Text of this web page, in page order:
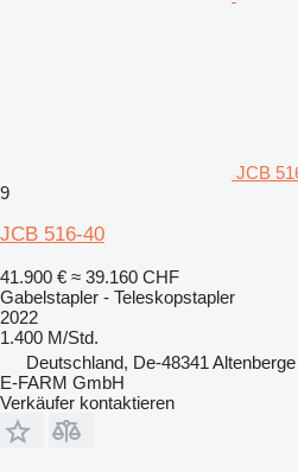
JCB
9
JCB 516-40
41.900 € ≈ 39.160 CHF
Gabelstapler - Teleskopstapler
2022
1.400 M/Std.
Deutschland, De-48341 Altenberge
E-FARM GmbH
Verkäufer kontaktieren